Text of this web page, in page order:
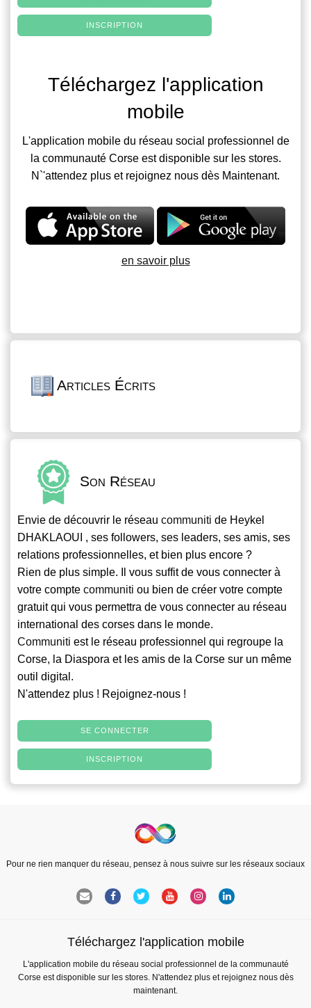
INSCRIPTION
Téléchargez l'application
mobile
L'application mobile du réseau social professionnel de
la communauté Corse est disponible sur les stores.
N`'attendez plus et rejoignez nous dès Maintenant.
en savoir plus
Articles Écrits
Son Réseau
Envie de découvrir le réseau communiti de Heykel
DHAKLAOUI , ses followers, ses leaders, ses amis, ses
relations professionnelles, et bien plus encore ?
Rien de plus simple. Il vous suffit de vous connecter à
votre compte communiti ou bien de créer votre compte
gratuit qui vous permettra de vous connecter au réseau
international des corses dans le monde.
Communiti est le réseau professionnel qui regroupe la
Corse, la Diaspora et les amis de la Corse sur un même
outil digital.
N'attendez plus ! Rejoignez-nous !
SE CONNECTER
INSCRIPTION
Pour ne rien manquer du réseau, pensez à nous suivre sur les réseaux sociaux
Téléchargez l'application mobile
L'application mobile du réseau social professionnel de la communauté
Corse est disponible sur les stores. N'attendez plus et rejoignez nous dès
maintenant.